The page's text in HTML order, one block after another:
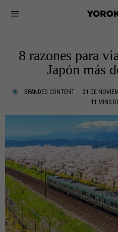
8 razones para
Japón más
BRANDED CONTENT 21 DE
11 MINS